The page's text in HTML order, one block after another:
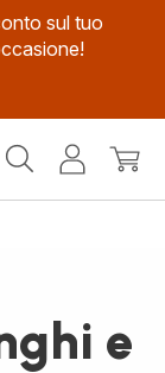
sul tuo
Il
e